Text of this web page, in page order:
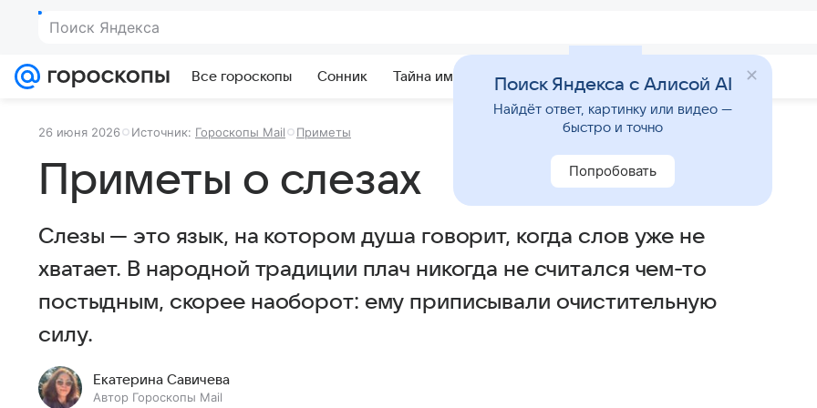
Поиск Яндекса
Все гороскопы Сонник Тайна имени Гадания Приметы
26 июня 2026 Источник: Гороскопы Mail Приметы
Приметы о слезах
Слезы — это язык, на котором душа говорит, когда слов уже не
хватает. В народной традиции плач никогда не считался чем-то
постыдным, скорее наоборот: ему приписывали очистительную
силу.
Екатерина Савичева
Автор Гороскопы Mail
Поиск Яндекса с Алисой AI
Найдёт ответ, картинку или видео —
быстро и точно
Попробовать